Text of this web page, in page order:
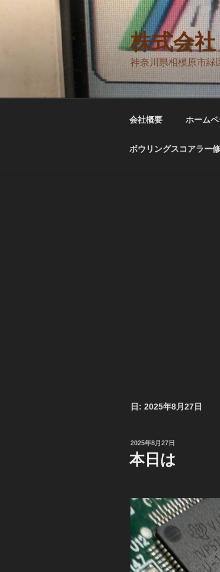
株式会
神奈川県相模原市緑
会社概要 ホーム
ボウリングスコアラー
日: 2025年8月27日
投
稿
日:
2025年8月27日
本日は